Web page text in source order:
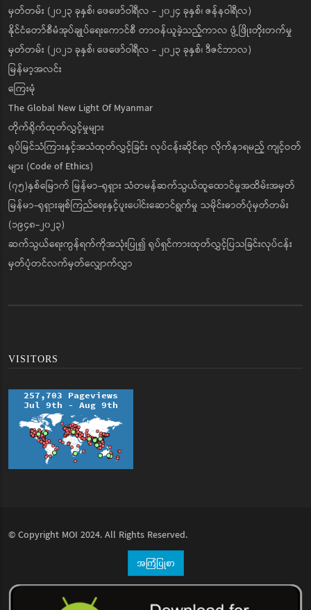
မှတ်တမ်း (၂၀၂၃ ခုနှစ်၊ ဖေဖော်ဝါရီလ - ၂၀၂၄ ခုနှစ်၊ ဇန်နဝါရီလ)
နိုင်ငံတော်စီမံအုပ်ချုပ်ရေးကောင်စီ တာဝန်ယူခဲ့သည့်ကာလ ဖွံ့ဖြိုးတိုးတက်မှု
မှတ်တမ်း (၂၀၂၁ ခုနှစ်၊ ဖေဖော်ဝါရီလ - ၂၀၂၃ ခုနှစ်၊ ဒီဇင်ဘာလ)
မြန်မာ့အလင်း
ကြေးမုံ
The Global New Light Of Myanmar
တိုက်ရိုက်ထုတ်လွှင့်မှုများ
ရုပ်မြင်သံကြားနှင့်အသံထုတ်လွှင့်ခြင်း လုပ်ငန်းဆိုင်ရာ လိုက်နာရမည့် ကျင့်ဝတ်
များ (Code of Ethics)
(၇၅)နှစ်မြောက် မြန်မာ-ရုရှား သံတမန်ဆက်သွယ်ထူထောင်မှုအထိမ်းအမှတ်
မြန်မာ-ရုရှားချစ်ကြည်ရေးနှင့်ပူးပေါင်းဆောင်ရွက်မှု သမိုင်းဓာတ်ပုံမှတ်တမ်း
(၁၉၄၈-၂၀၂၃)
ဆက်သွယ်ရေးကွန်ရက်ကိုအသုံးပြု၍ ရုပ်ရှင်ကားထုတ်လွှင့်ပြသခြင်းလုပ်ငန်း
မှတ်ပုံတင်လက်မှတ်လျှောက်လွှာ
VISITORS
© Copyright MOI 2024. All Rights Reserved.
အကြံပြုစာ